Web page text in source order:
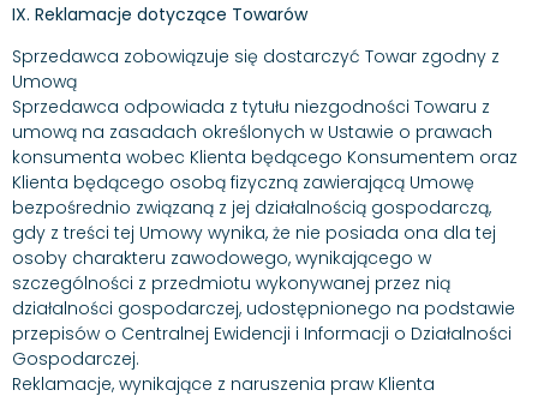
IX. Reklamacje dotyczące Towarów
Sprzedawca zobowiązuje się dostarczyć Towar zgodny z
Umową
Sprzedawca odpowiada z tytułu niezgodności Towaru z
umową na zasadach określonych w Ustawie o prawach
konsumenta wobec Klienta będącego Konsumentem oraz
Klienta będącego osobą fizyczną zawierającą Umowę
bezpośrednio związaną z jej działalnością gospodarczą,
gdy z treści tej Umowy wynika, że nie posiada ona dla tej
osoby charakteru zawodowego, wynikającego w
szczególności z przedmiotu wykonywanej przez nią
działalności gospodarczej, udostępnionego na podstawie
przepisów o Centralnej Ewidencji i Informacji o Działalności
Gospodarczej.
Reklamacje, wynikające z naruszenia praw Klienta